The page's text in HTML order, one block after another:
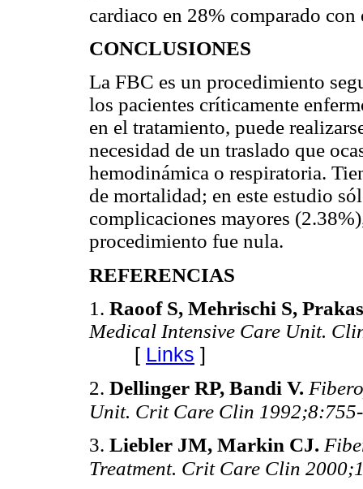
cardiaco en 28% comparado
CONCLUSIONES
La FBC es un procedimiento
los pacientes críticamente
en el tratamiento, puede
necesidad de un traslado que
hemodinámica o respiratoria.
de mortalidad; en este estudio
complicaciones mayores
procedimiento fue nula.
REFERENCIAS
1. Raoof S, Mehrischi S,
Medical Intensive Care Unit.
[ Links ]
2. Dellinger RP, Bandi V.
Unit. Crit Care Clin
3. Liebler JM, Markin CJ.
Treatment. Crit Care Clin